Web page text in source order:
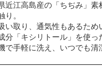
近江高島産の「ちぢみ」
り。
い取り、通気性もあるため
分「キシリトール」を使
で手軽に洗え、いつでも清